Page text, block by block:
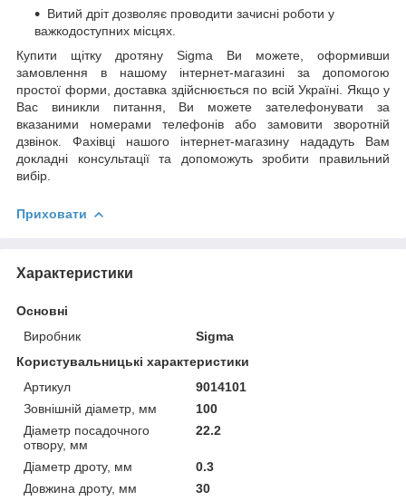
Витий дріт дозволяє проводити зачисні роботи у
важкодоступних місцях.
Купити щітку дротяну Sigma Ви можете, оформивши
замовлення в нашому інтернет-магазині за допомогою
простої форми, доставка здійснюється по всій Україні. Якщо у
Вас виникли питання, Ви можете зателефонувати за
вказаними номерами телефонів або замовити зворотній
дзвінок. Фахівці нашого інтернет-магазину нададуть Вам
докладні консультації та допоможуть зробити правильний
вибір.
Приховати
Характеристики
Основні
Виробник
Sigma
Користувальницькі характеристики
Артикул
9014101
Зовнішній діаметр, мм
100
Діаметр посадочного
отвору, мм
22.2
Діаметр дроту, мм
0.3
Довжина дроту, мм
30